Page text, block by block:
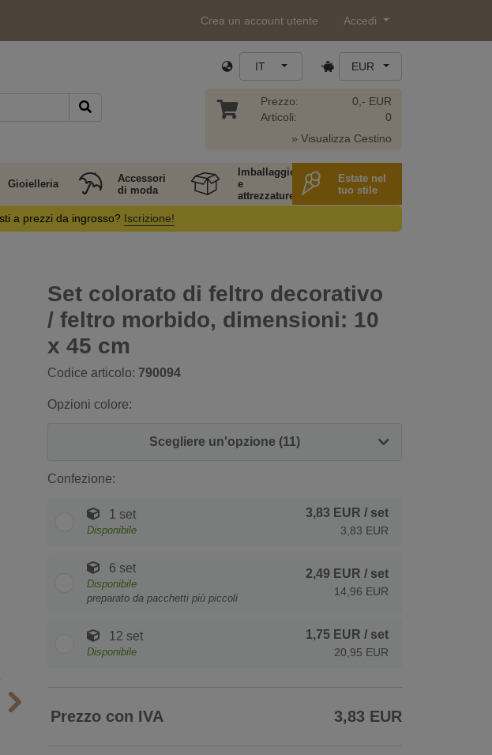
Crea un account utente Accedi
IT EUR
Prezzo:
Articoli:
0,- EUR
0
» Visualizza Cestino
Gioielleria
Accessori
di moda
Imballaggio
e
attrezzature
Estate nel
tuo stile
a prezzi da ingrosso? Iscrizione!
Set colorato di feltro decorativo
/ feltro morbido, dimensioni: 10
x 45 cm
Codice articolo: 790094
Opzioni colore:
Scegliere un'opzione (11)
Confezione:
1 set
Disponibile
3,83 EUR / set
3,83 EUR
6 set
Disponibile
preparato da pacchetti più piccoli
2,49 EUR / set
14,96 EUR
12 set
Disponibile
1,75 EUR / set
20,95 EUR
Prezzo con IVA 3,83 EUR